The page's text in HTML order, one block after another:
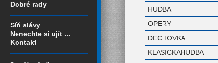
Dobré rady
Síň slávy
Nenechte si ujít ...
Kontakt
HUDBA
OPERY
DECHOVKA
KLASICKAHUDBA